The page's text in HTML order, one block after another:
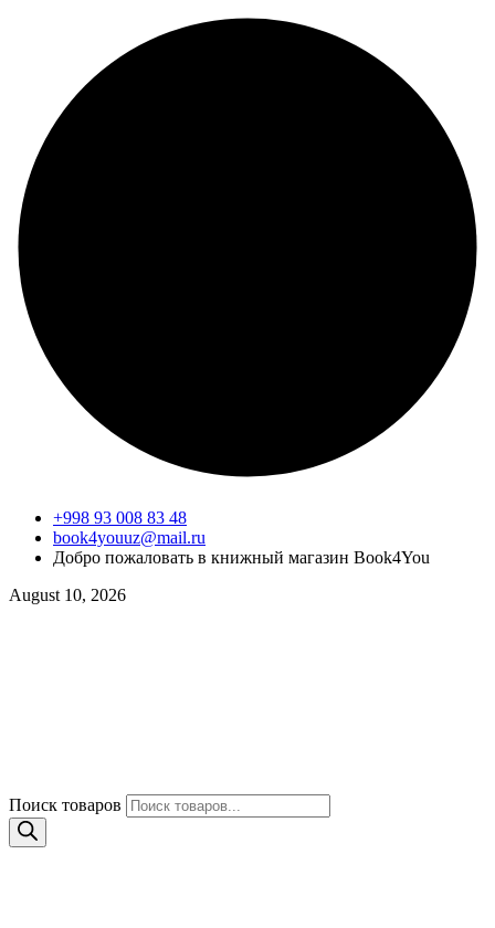
+998 93 008 83 48
book4youuz@mail.ru
Добро пожаловать в книжный магазин Book4You
August 10, 2026
Поиск товаров